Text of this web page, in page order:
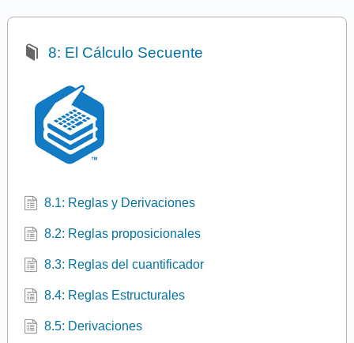
8: El Cálculo Secuente
8.1: Reglas y Derivaciones
8.2: Reglas proposicionales
8.3: Reglas del cuantificador
8.4: Reglas Estructurales
8.5: Derivaciones